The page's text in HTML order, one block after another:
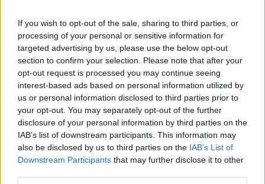
If you wish to opt-out of the sale, sharing to third parties, or
processing of your personal or sensitive information for
targeted advertising by us, please use the below opt-out
section to confirm your selection. Please note that after your
opt-out request is processed you may continue seeing
interest-based ads based on personal information utilized by
us or personal information disclosed to third parties prior to
your opt-out. You may separately opt-out of the further
disclosure of your personal information by third parties on the
IAB’s list of downstream participants. This information may
also be disclosed by us to third parties on the IAB’s List of
Downstream Participants that may further disclose it to other
ΟΙΚΟΝΟΜΙΑ
Ηλεκτρική διασύνδεση Ελλάδας-Κύπρου: Η
Meridiam παίρνει την πλειοψηφία του GSI
5/08/2026 - 3:40μμ